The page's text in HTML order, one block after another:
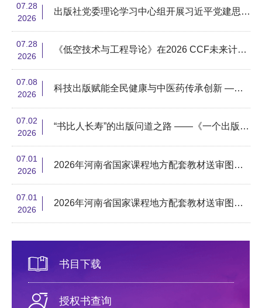
07.28
2026
出版社党委理论学习中心组开展习近平党建思想专题学习
07.28
2026
《低空技术与工程导论》在2026 CCF未来计算机教育峰会正式发布
07.08
2026
科技出版赋能全民健康与中医药传承创新 ——清华大学出版社举办《肽与药食同源》新书发布会
07.02
2026
“书比人长寿”的出版问道之路 ——《一个出版过客的脚印》新书发布会在苏州举行
07.01
2026
2026年河南省国家课程地方配套教材送审图书编写人员公示
07.01
2026
2026年河南省国家课程地方配套教材送审图书编写人员公示
书目下载
授权书查询